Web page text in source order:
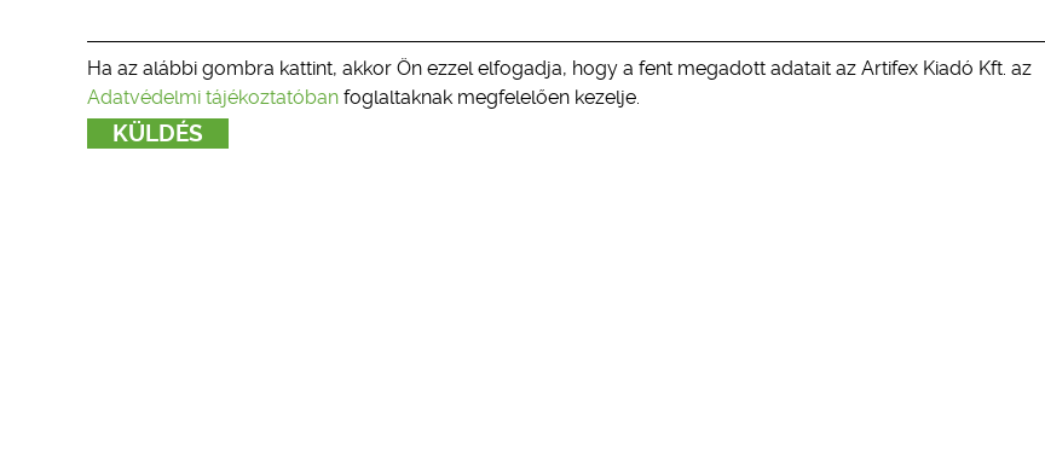
Ha az alábbi gombra kattint, akkor Ön ezzel elfogadja, hogy a fent megadott adatait az Artifex Kiadó Kft. az
Adatvédelmi tájékoztatóban foglaltaknak megfelelően kezelje.